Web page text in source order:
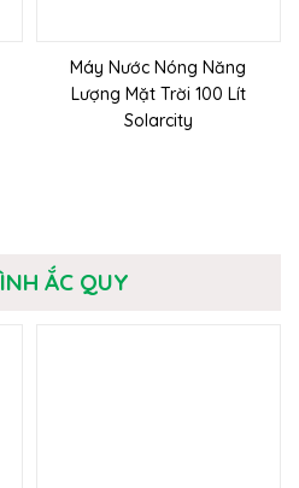
Máy Nước Nóng Năng
Lượng Mặt Trời 100 Lít
Solarcity
ẮC QUY